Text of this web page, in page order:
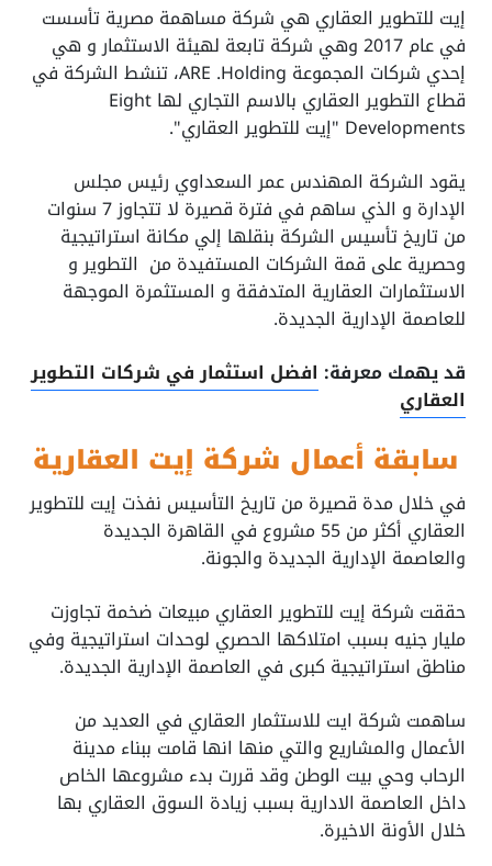
إيت للتطوير العقاري هي شركة مساهمة مصرية تأسست
في عام 2017 وهي شركة تابعة لهيئة الاستثمار و هي
إحدي شركات المجموعة ARE .Holding، تنشط الشركة في
قطاع التطوير العقاري بالاسم التجاري لها Eight
Developments "إيت للتطوير العقاري".
يقود الشركة المهندس عمر السعداوي رئيس مجلس
الإدارة و الذي ساهم في فترة قصيرة لا تتجاوز 7 سنوات
من تاريخ تأسيس الشركة بنقلها إلي مكانة استراتيجية
وحصرية على قمة الشركات المستفيدة من التطوير و
الاستثمارات العقارية المتدفقة و المستثمرة الموجهة
للعاصمة الإدارية الجديدة.
قد يهمك معرفة: افضل استثمار في شركات التطوير
العقاري
سابقة أعمال شركة إيت العقارية
في خلال مدة قصيرة من تاريخ التأسيس نفذت إيت للتطوير
العقاري أكثر من 55 مشروع في القاهرة الجديدة
والعاصمة الإدارية الجديدة والجونة.
حققت شركة إيت للتطوير العقاري مبيعات ضخمة تجاوزت
مليار جنيه بسبب امتلاكها الحصري لوحدات استراتيجية وفي
مناطق استراتيجية كبرى في العاصمة الإدارية الجديدة.
ساهمت شركة ايت للاستثمار العقاري في العديد من
الأعمال والمشاريع والتي منها انها قامت ببناء مدينة
الرحاب وحي بيت الوطن وقد قررت بدء مشروعها الخاص
داخل العاصمة الادارية بسبب زيادة السوق العقاري بها
خلال الأونة الاخيرة.